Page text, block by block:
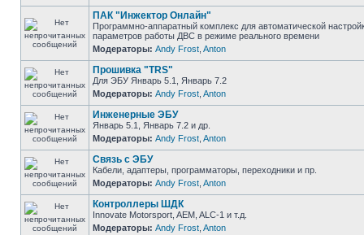
ПАК "Инжектор Онлайн"
Программно-аппаратный комплекс для автоматической
параметров работы ДВС в режиме реального времени
Модераторы: Andy Frost Anton
Прошивка "TRS"
Для ЭБУ Январь 5.1, Январь 7.2
Модераторы: Andy Frost Anton
Инженерные ЭБУ
Январь 5.1, Январь 7.2 и др.
Модераторы: Andy Frost Anton
Связь с ЭБУ
Кабели, адаптеры, программаторы, переходники и пр.
Модераторы: Andy Frost Anton
Контроллеры ШДК
Innovate Motorsport, AEM, ALC-1 и т.д.
Модераторы: Andy Frost Anton